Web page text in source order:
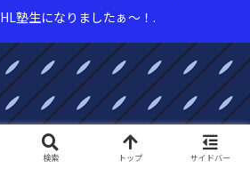
塾生になりましたぁ〜！.
検索 トップ サイドバー